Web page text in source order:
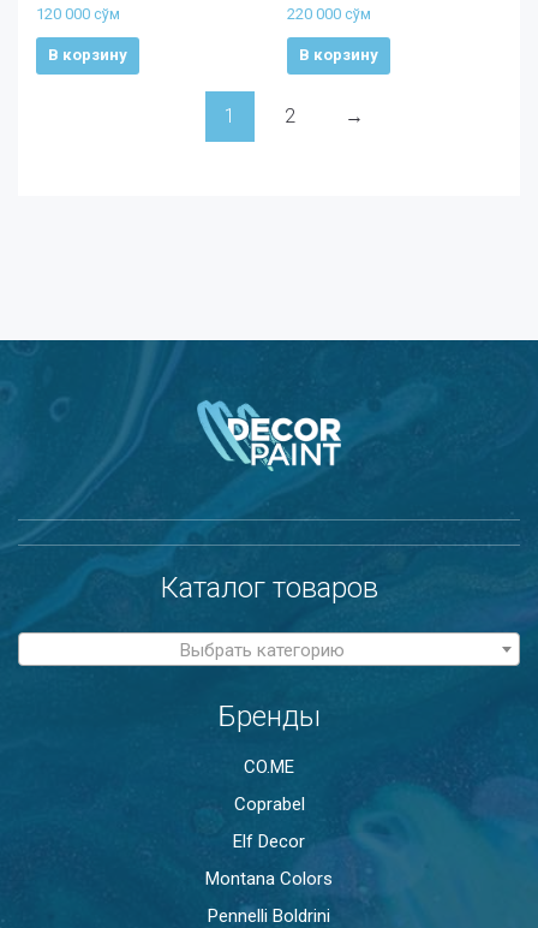
120 000 сўм
В корзину
220 000 сўм
В корзину
1 2 →
Каталог товаров
Выбрать категорию
Бренды
CO.ME
Coprabel
Elf Decor
Montana Colors
Pennelli Boldrini